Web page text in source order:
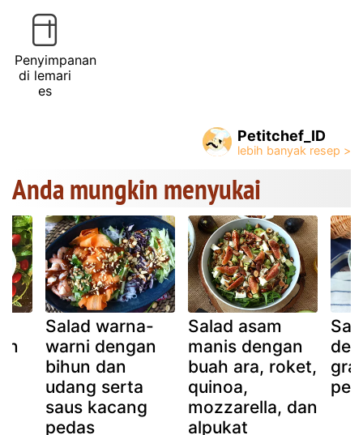
Penyimpanan
di lemari
es
Petitchef_ID
Anda mungkin menyukai
Salad warna-
warni dengan
bihun dan
udang serta
saus kacang
pedas
Salad asam
manis dengan
buah ara, roket,
quinoa,
mozzarella, dan
alpukat